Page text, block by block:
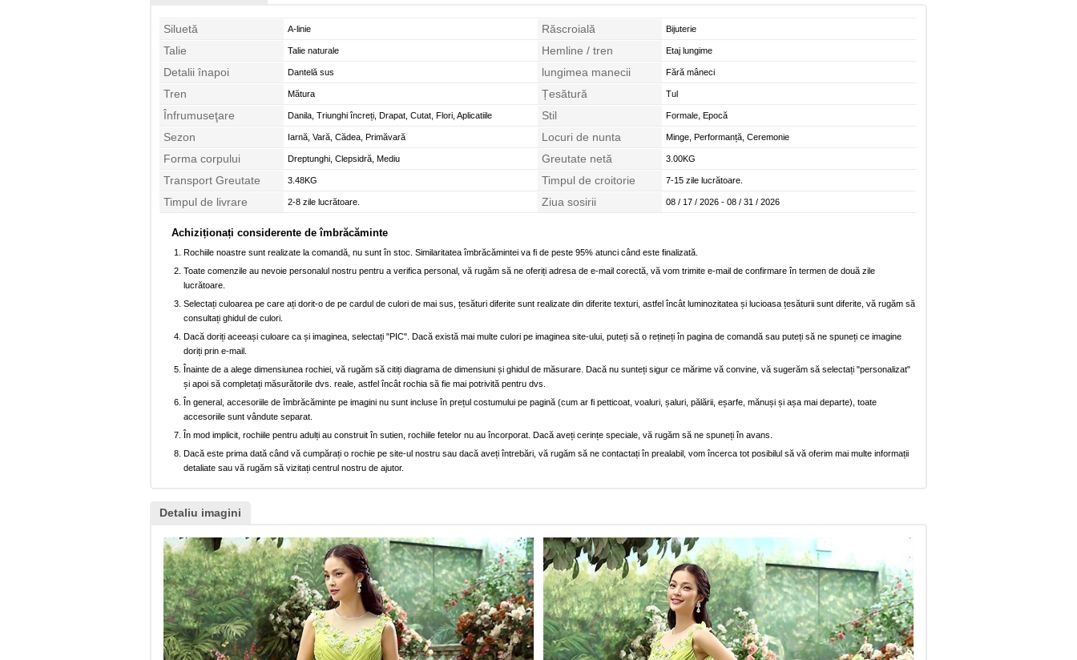
Siluetă A-linie Răscroială Bijuterie
Talie Talie naturale Hemline / tren Etaj lungime
Detalii înapoi Dantelă sus lungimea manecii Fără mâneci
Tren Mătura Țesătură Tul
Înfrumuseţare Danila, Triunghi încreți, Drapat, Cutat, Flori, Aplicatiile Stil Formale, Epocă
Sezon Iarnă, Vară, Cădea, Primăvară Locuri de nunta Minge, Performanță, Ceremonie
Forma corpului Dreptunghi, Clepsidră, Mediu Greutate netă 3.00KG
Transport Greutate 3.48KG Timpul de croitorie 7-15 zile lucrătoare.
Timpul de livrare 2-8 zile lucrătoare. Ziua sosirii 08 / 17 / 2026 - 08 / 31 / 2026
Achiziționați considerente de îmbrăcăminte
Rochiile noastre sunt realizate la comandă, nu sunt în stoc. Similaritatea îmbrăcămintei va fi de peste 95% atunci când este finalizată.
Toate comenzile au nevoie personalul nostru pentru a verifica personal, vă rugăm să ne oferiți adresa de e-mail corectă, vă vom trimite e-mail de confirmare în termen de două zile
lucrătoare.
Selectați culoarea pe care ați dorit-o de pe cardul de culori de mai sus, țesături diferite sunt realizate din diferite texturi, astfel încât luminozitatea și lucioasa țesăturii sunt diferite, vă rugăm să
consultați ghidul de culori.
Dacă doriți aceeași culoare ca și imaginea, selectați "PIC". Dacă există mai multe culori pe imaginea site-ului, puteți să o rețineți în pagina de comandă sau puteți să ne spuneți ce imagine
doriți prin e-mail.
Înainte de a alege dimensiunea rochiei, vă rugăm să citiți diagrama de dimensiuni și ghidul de măsurare. Dacă nu sunteți sigur ce mărime vă convine, vă sugerăm să selectați "personalizat"
și apoi să completați măsurătorile dvs. reale, astfel încât rochia să fie mai potrivită pentru dvs.
În general, accesoriile de îmbrăcăminte pe imagini nu sunt incluse în prețul costumului pe pagină (cum ar fi petticoat, voaluri, șaluri, pălării, eșarfe, mănuși și așa mai departe), toate
accesoriile sunt vândute separat.
În mod implicit, rochiile pentru adulți au construit în sutien, rochiile fetelor nu au încorporat. Dacă aveți cerințe speciale, vă rugăm să ne spuneți în avans.
Dacă este prima dată când vă cumpărați o rochie pe site-ul nostru sau dacă aveți întrebări, vă rugăm să ne contactați în prealabil, vom încerca tot posibilul să vă oferim mai multe informații
detaliate sau vă rugăm să vizitați centrul nostru de ajutor.
Detaliu imagini